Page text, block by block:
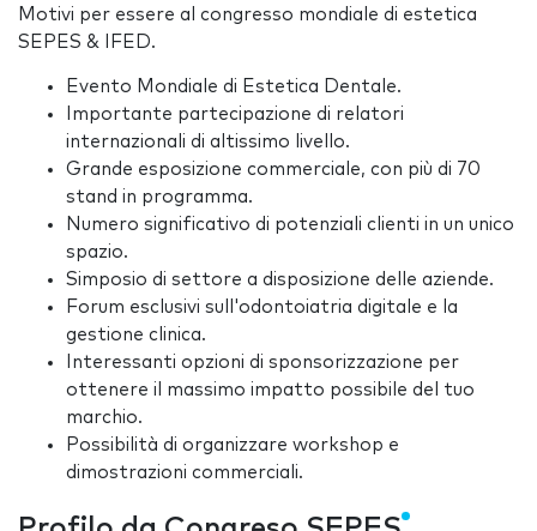
Motivi per essere al congresso mondiale di estetica
SEPES & IFED.
Evento Mondiale di Estetica Dentale.
Importante partecipazione di relatori
internazionali di altissimo livello.
Grande esposizione commerciale, con più di 70
stand in programma.
Numero significativo di potenziali clienti in un unico
spazio.
Simposio di settore a disposizione delle aziende.
Forum esclusivi sull'odontoiatria digitale e la
gestione clinica.
Interessanti opzioni di sponsorizzazione per
ottenere il massimo impatto possibile del tuo
marchio.
Possibilità di organizzare workshop e
dimostrazioni commerciali.